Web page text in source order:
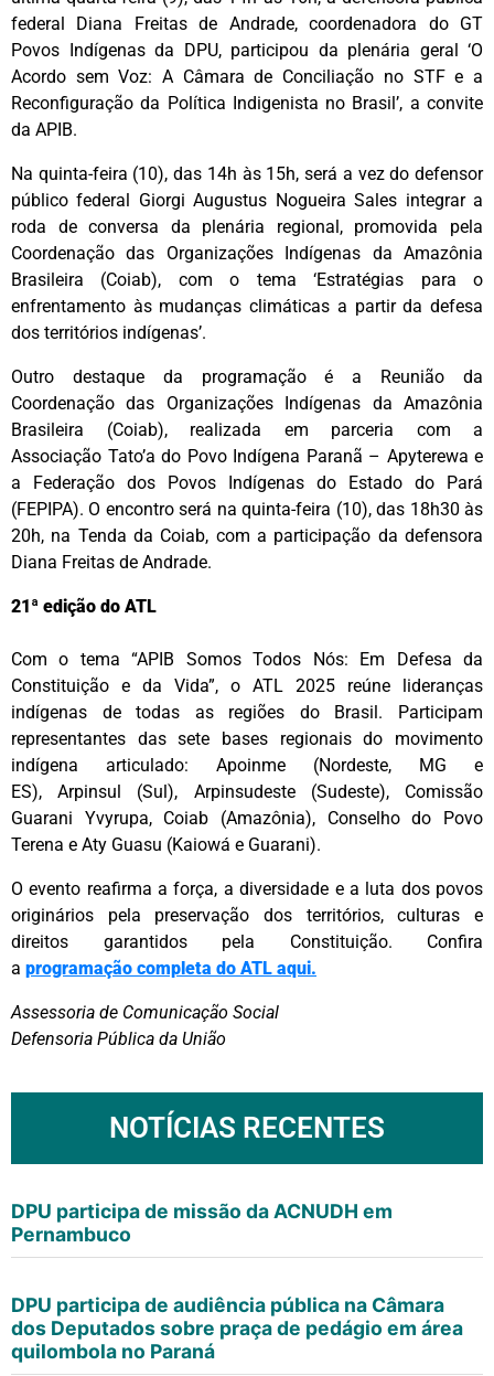
federal Diana Freitas de Andrade, coordenadora do GT
Povos Indígenas da DPU, participou da plenária geral ‘O
Acordo sem Voz: A Câmara de Conciliação no STF e a
Reconfiguração da Política Indigenista no Brasil’, a convite
da APIB.
Na quinta-feira (10), das 14h às 15h, será a vez do defensor
público federal Giorgi Augustus Nogueira Sales integrar a
roda de conversa da plenária regional, promovida pela
Coordenação das Organizações Indígenas da Amazônia
Brasileira (Coiab), com o tema ‘Estratégias para o
enfrentamento às mudanças climáticas a partir da defesa
dos territórios indígenas’.
Outro destaque da programação é a Reunião da
Coordenação das Organizações Indígenas da Amazônia
Brasileira (Coiab), realizada em parceria com a
Associação Tato’a do Povo Indígena Paranã – Apyterewa e
a Federação dos Povos Indígenas do Estado do Pará
(FEPIPA). O encontro será na quinta-feira (10), das 18h30 às
20h, na Tenda da Coiab, com a participação da defensora
Diana Freitas de Andrade.
21ª edição do ATL
Com o tema “APIB Somos Todos Nós: Em Defesa da
Constituição e da Vida”, o ATL 2025 reúne lideranças
indígenas de todas as regiões do Brasil. Participam
representantes das sete bases regionais do movimento
indígena articulado: Apoinme (Nordeste, MG e
ES), Arpinsul (Sul), Arpinsudeste (Sudeste), Comissão
Guarani Yvyrupa, Coiab (Amazônia), Conselho do Povo
Terena e Aty Guasu (Kaiowá e Guarani).
O evento reafirma a força, a diversidade e a luta dos povos
originários pela preservação dos territórios, culturas e
direitos garantidos pela Constituição. Confira
a programação completa do ATL aqui.
Assessoria de Comunicação Social
Defensoria Pública da União
NOTÍCIAS RECENTES
DPU participa de missão da ACNUDH em
Pernambuco
DPU participa de audiência pública na Câmara
dos Deputados sobre praça de pedágio em área
quilombola no Paraná